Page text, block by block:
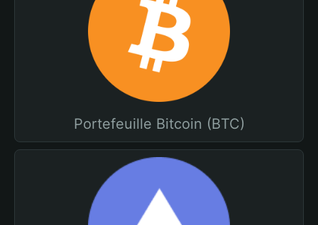
Portefeuille Bitcoin (BTC)